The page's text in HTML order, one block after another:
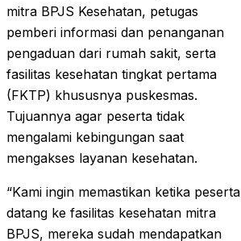
mitra BPJS Kesehatan, petugas
pemberi informasi dan penanganan
pengaduan dari rumah sakit, serta
fasilitas kesehatan tingkat pertama
(FKTP) khususnya puskesmas.
Tujuannya agar peserta tidak
mengalami kebingungan saat
mengakses layanan kesehatan.
“Kami ingin memastikan ketika peserta
datang ke fasilitas kesehatan mitra
BPJS, mereka sudah mendapatkan